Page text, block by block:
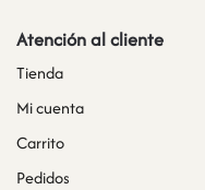
Atención al cliente
Tienda
Mi cuenta
Carrito
Pedidos